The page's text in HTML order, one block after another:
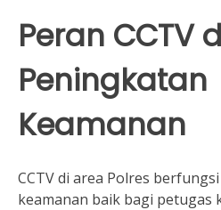
Peran CCTV
Peningkatan
Keamanan
CCTV di area Polres
keamanan baik bagi petugas